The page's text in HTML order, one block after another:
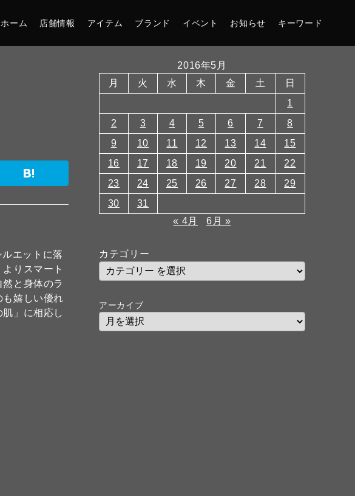
ホーム 店舗情報 アイテム ブランド イベント お知らせ キーワード
エットに落
りスマート
と身体のラ
嬉しい優れ
」に相応し
2016年5月
月
火 水 木 金 土
日
1
2
3 4 5 6 7
8
9
10 11 12 13 14
15
16
17 18 19 20 21
22
23
24 25 26 27 28
29
30
31
« 4月
6月 »
カテゴリー
アーカイブ